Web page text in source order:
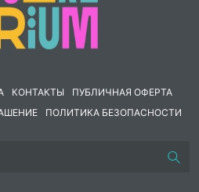
игрок может описать
пейзаж.
обсудить получившуюся
развития сюжета.
КОНТАКТЫ
ПУБЛИЧНАЯ ОФЕРТА
ПОЛИТИКА БЕЗОПАСНОСТИ